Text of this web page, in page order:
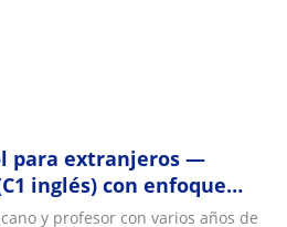
para extranjeros —
inglés) con enfoque
y profesor con varios años de